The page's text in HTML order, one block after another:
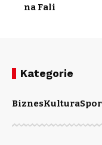
na Fali
Kategorie
BiznesKultura